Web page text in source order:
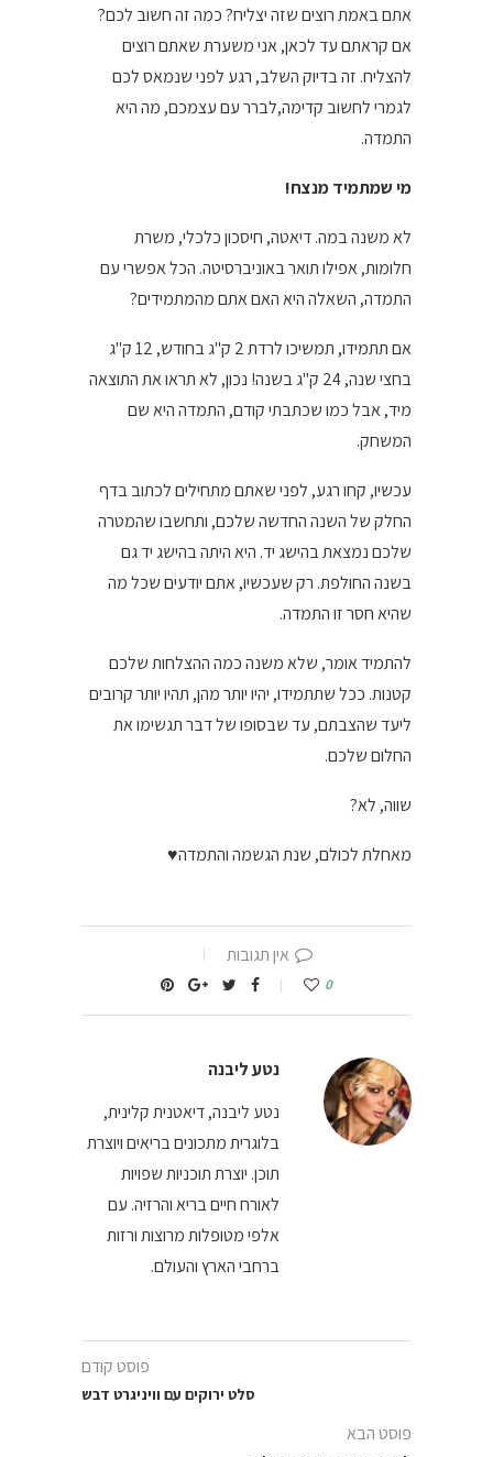
אתם באמת רוצים שזה יצליח? כמה זה חשוב לכם?
אם קראתם עד לכאן, אני משערת שאתם רוצים
להצליח. זה בדיוק השלב, רגע לפני שנמאס לכם
לגמרי לחשוב קדימה,לברר עם עצמכם, מה היא
התמדה.
מי שמתמיד מנצח!
לא משנה במה. דיאטה, חיסכון כלכלי, משרת
חלומות, אפילו תואר באוניברסיטה. הכל אפשרי עם
התמדה, השאלה היא האם אתם מהמתמידים?
אם תתמידו, תמשיכו לרדת 2 ק"ג בחודש, 12 ק"ג
בחצי שנה, 24 ק"ג בשנה! נכון, לא תראו את התוצאה
מיד, אבל כמו שכתבתי קודם, התמדה היא שם
המשחק.
עכשיו, קחו רגע, לפני שאתם מתחילים לכתוב בדף
החלק של השנה החדשה שלכם, ותחשבו שהמטרה
שלכם נמצאת בהישג יד. היא היתה בהישג יד גם
בשנה החולפת. רק שעכשיו, אתם יודעים שכל מה
שהיא חסר זו התמדה.
להתמיד אומר, שלא משנה כמה ההצלחות שלכם
קטנות. ככל שתתמידו, יהיו יותר מהן, תהיו יותר קרובים
ליעד שהצבתם, עד שבסופו של דבר תגשימו את
החלום שלכם.
שווה, לא?
מאחלת לכולם, שנת הגשמה והתמדה♥
אין תגובות
0
נטע ליבנה
נטע ליבנה, דיאטנית קלינית,
בלוגרית מתכונים בריאים ויוצרת
תוכן. יוצרת תוכניות שפויות
לאורח חיים בריא והרזיה. עם
אלפי מטופלות מרוצות ורזות
ברחבי הארץ והעולם.
פוסט קודם
סלט ירוקים עם וויניגרט דבש
פוסט הבא